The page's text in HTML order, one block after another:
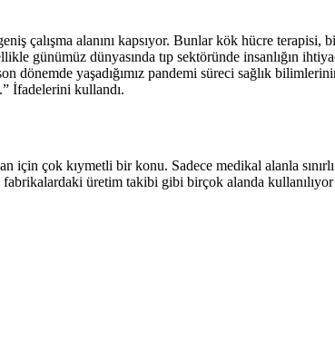
çalışma alanını kapsıyor. Bunlar kök hücre terapisi,
günümüz dünyasında tıp sektöründe insanlığın
yaşadığımız pandemi süreci sağlık
İfadelerini kullandı.
çok kıymetli bir konu. Sadece medikal alanla
üretim takibi gibi birçok alanda kullanılıyor